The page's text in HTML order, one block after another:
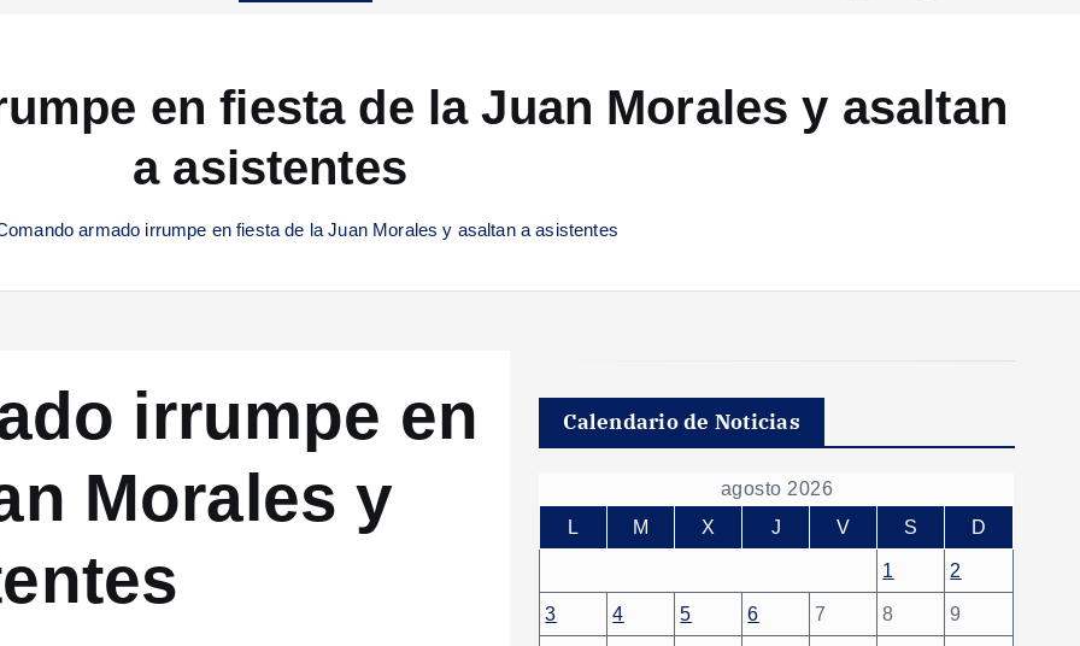
en fiesta de la Juan Morales y asaltan
a asistentes
armado irrumpe en fiesta de la Juan Morales y asaltan a asistentes
irrumpe en
Morales y
Calendario de Noticias
agosto 2026
L
M X J V S D
1 2
3 4 5 6 7 8 9